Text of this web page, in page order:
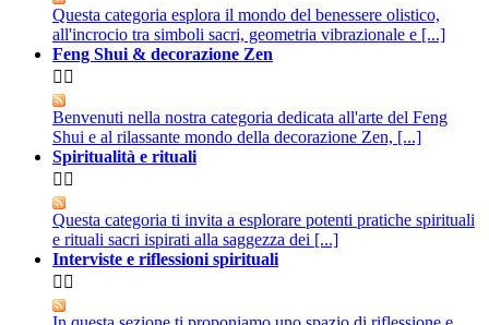
Questa categoria esplora il mondo del benessere olistico,
all'incrocio tra simboli sacri, geometria vibrazionale e [...]
Feng Shui & decorazione Zen
 
Benvenuti nella nostra categoria dedicata all'arte del Feng
Shui e al rilassante mondo della decorazione Zen, [...]
Spiritualità e rituali
 
Questa categoria ti invita a esplorare potenti pratiche spirituali
e rituali sacri ispirati alla saggezza dei [...]
Interviste e riflessioni spirituali
 